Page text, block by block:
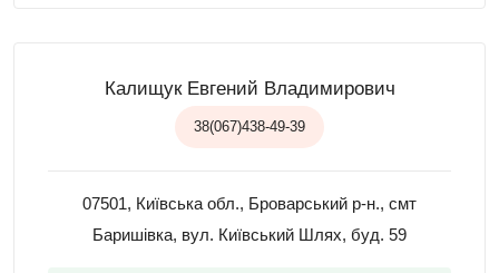
Калищук Евгений Владимирович
38(067)438-49-39
07501, Київська обл., Броварський р-н., смт
Баришівка, вул. Київський Шлях, буд. 59